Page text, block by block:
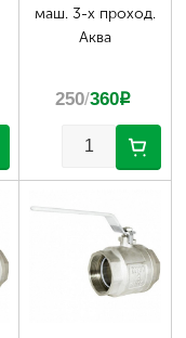
маш. 3-х проход.
Аква
250/360p